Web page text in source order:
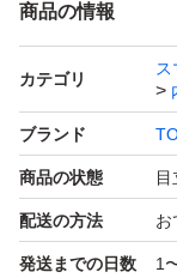
ゆうパケットポ
よろしくお願いい
商品の情報
カテゴリ
ス
ブランド
商品の状態
配送の方法 お
発送までの日数 1